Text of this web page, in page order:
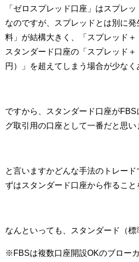
「ゼロスプレッド口座」はスプレ
なのですが、スプレッドとは別に
料」が結構大きく、「スプレッド＋
スタンダード口座の「スプレッド＋
円）」を超えてしまう場合が少なく
ですから、スタンダード口座がFBS
グ取引用の口座として一番だと思い
と言いますかどんな手法のトレード
ずはスタンダード口座から作ること
なんといっても、スタンダード（標
※FBSは複数口座開設OKのブロー